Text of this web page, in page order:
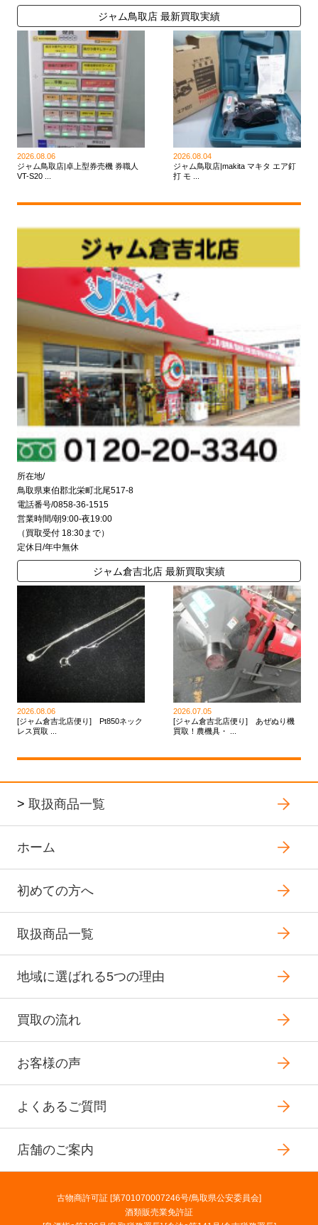
ジャム鳥取店 最新買取実績
2026.08.06
ジャム鳥取店|卓上型券売機 券職人
VT-S20 ...
2026.08.04
ジャム鳥取店|makita マキタ エア釘
打 モ ...
所在地/
鳥取県東伯郡北栄町北尾517-8
電話番号/0858-36-1515
営業時間/朝9:00-夜19:00
（買取受付 18:30まで）
定休日/年中無休
ジャム倉吉北店 最新買取実績
2026.08.06
[ジャム倉吉北店便り] Pt850ネック
レス買取 ...
2026.07.05
[ジャム倉吉北店便り] あぜぬり機
買取！農機具・ ...
> 取扱商品一覧
ホーム
初めての方へ
取扱商品一覧
地域に選ばれる5つの理由
買取の流れ
お客様の声
よくあるご質問
店舗のご案内
古物商許可証 [第701070007246号/鳥取県公安委員会]
酒類販売業免許証